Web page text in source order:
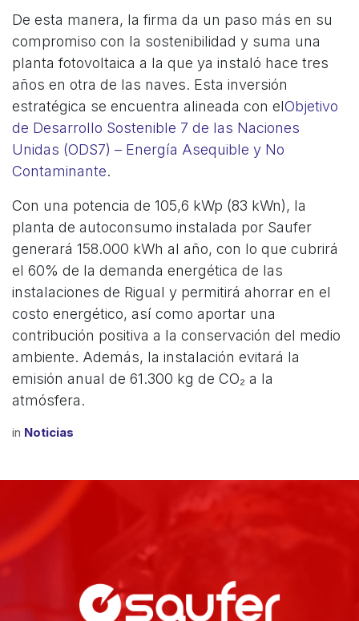
De esta manera, la firma da un paso más en su
compromiso con la sostenibilidad y suma una
planta fotovoltaica a la que ya instaló hace tres
años en otra de las naves. Esta inversión
estratégica se encuentra alineada con elObjetivo
de Desarrollo Sostenible 7 de las Naciones
Unidas (ODS7) – Energía Asequible y No
Contaminante.
Con una potencia de 105,6 kWp (83 kWn), la
planta de autoconsumo instalada por Saufer
generará 158.000 kWh al año, con lo que cubrirá
el 60% de la demanda energética de las
instalaciones de Rigual y permitirá ahorrar en el
costo energético, así como aportar una
contribución positiva a la conservación del medio
ambiente. Además, la instalación evitará la
emisión anual de 61.300 kg de CO₂ a la
atmósfera.
in Noticias